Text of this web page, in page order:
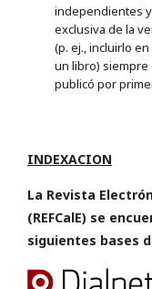
independientes
exclusiva de la
(p. ej., incluirlo
un libro) siempre
publicó por
INDEXACION
La Revista
(REFCalE) se
siguientes bases